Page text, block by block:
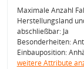
Maximale Anzahl
Herstellungsland
abschließbar: Ja
Besonderheiten:
Einbauposition:
weitere Attribute